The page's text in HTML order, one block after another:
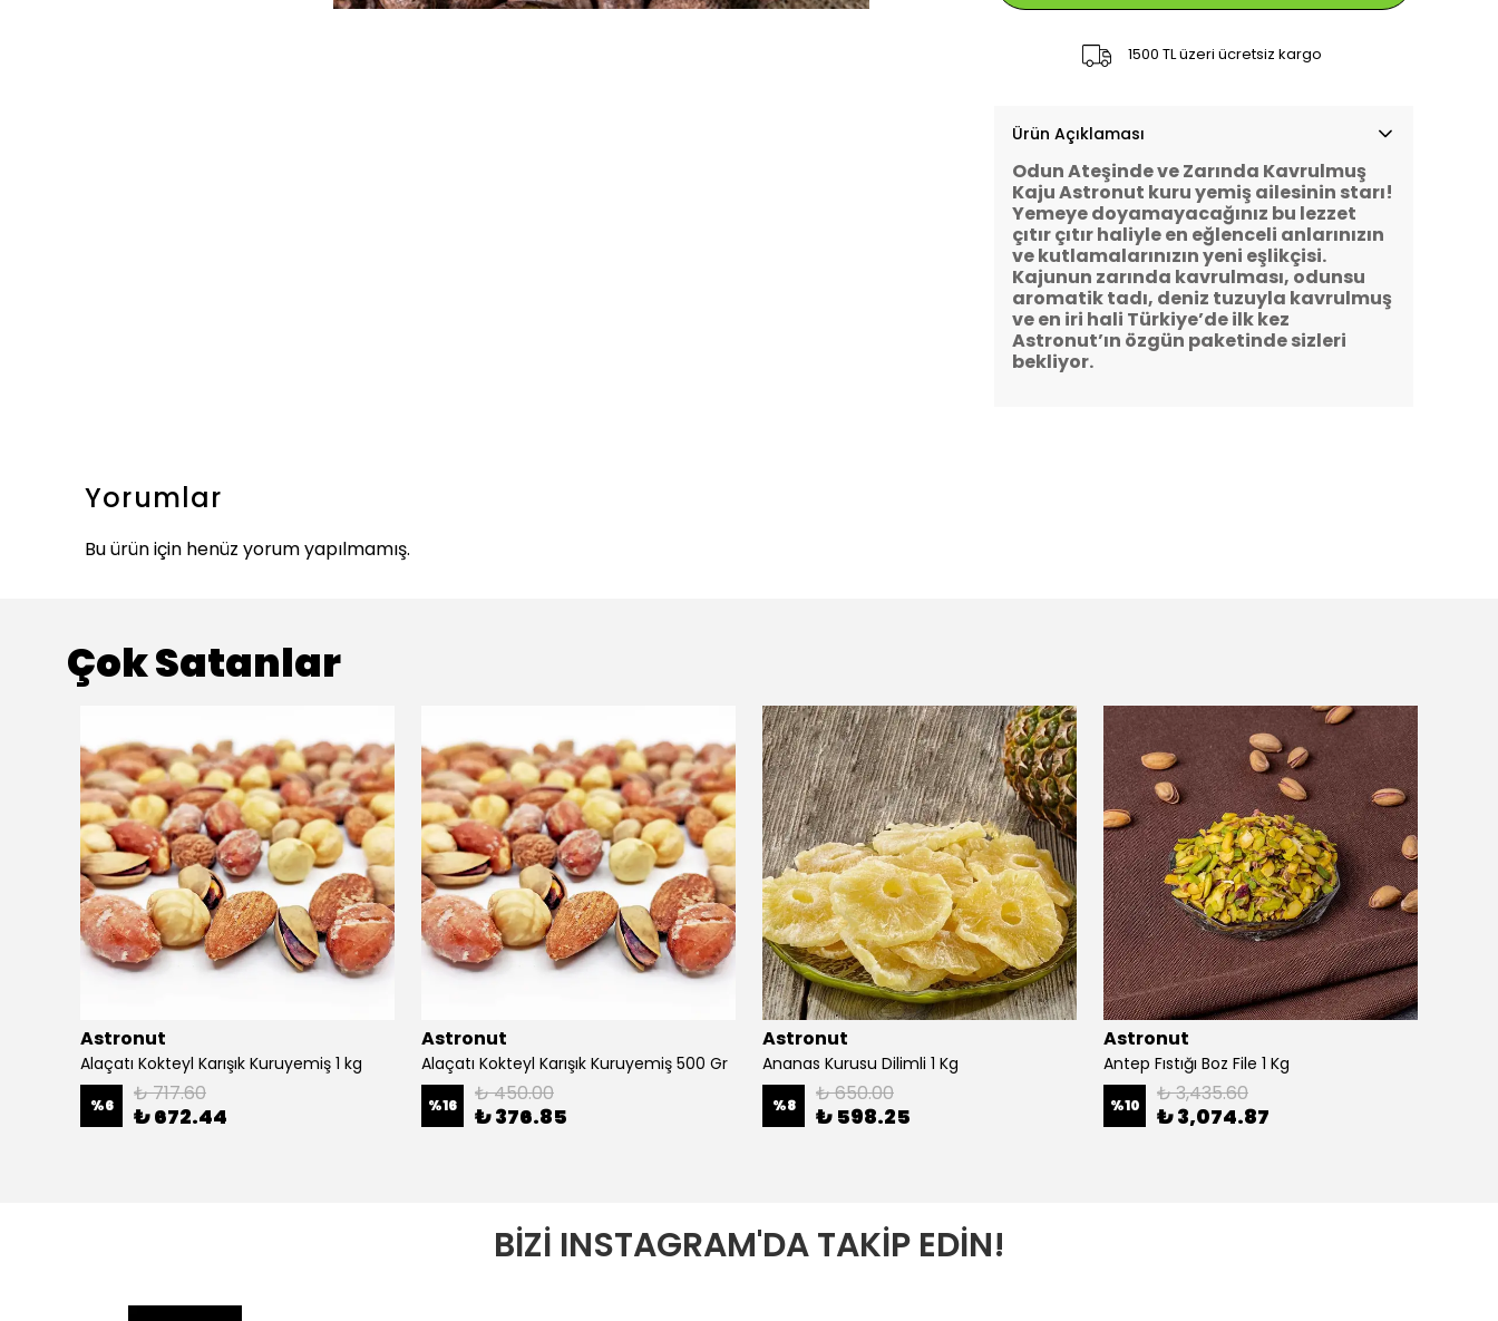
1500 TL üzeri ücretsiz kargo
Ürün Açıklaması
Odun Ateşinde ve Zarında Kavrulmuş
Kaju Astronut kuru yemiş ailesinin starı!
Yemeye doyamayacağınız bu lezzet
çıtır çıtır haliyle en eğlenceli anlarınızın
ve kutlamalarınızın yeni eşlikçisi.
Kajunun zarında kavrulması, odunsu
aromatik tadı, deniz tuzuyla kavrulmuş
ve en iri hali Türkiye’de ilk kez
Astronut’ın özgün paketinde sizleri
bekliyor.
Yorumlar
Bu ürün için henüz yorum yapılmamış.
Çok Satanlar
Astronut
Alaçatı Kokteyl Karışık Kuruyemiş 1 kg
%6 ₺ 717.60
₺ 672.44
Astronut
Alaçatı Kokteyl Karışık Kuruyemiş 500 Gr
%16 ₺ 450.00
₺ 376.85
Astronut
Ananas Kurusu Dilimli 1 Kg
%8 ₺ 650.00
₺ 598.25
Astronut
Antep Fıstığı Boz File 1 Kg
%10 ₺ 3,435.60
₺ 3,074.87
BİZİ INSTAGRAM'DA TAKİP EDİN!